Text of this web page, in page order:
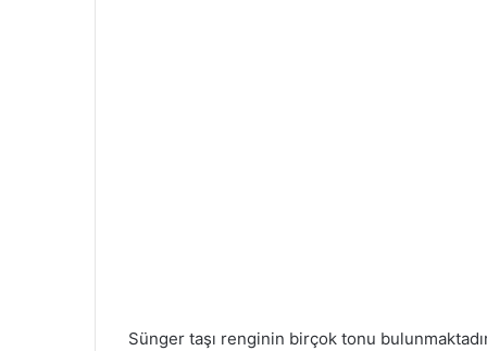
Sünger taşı renginin birçok tonu